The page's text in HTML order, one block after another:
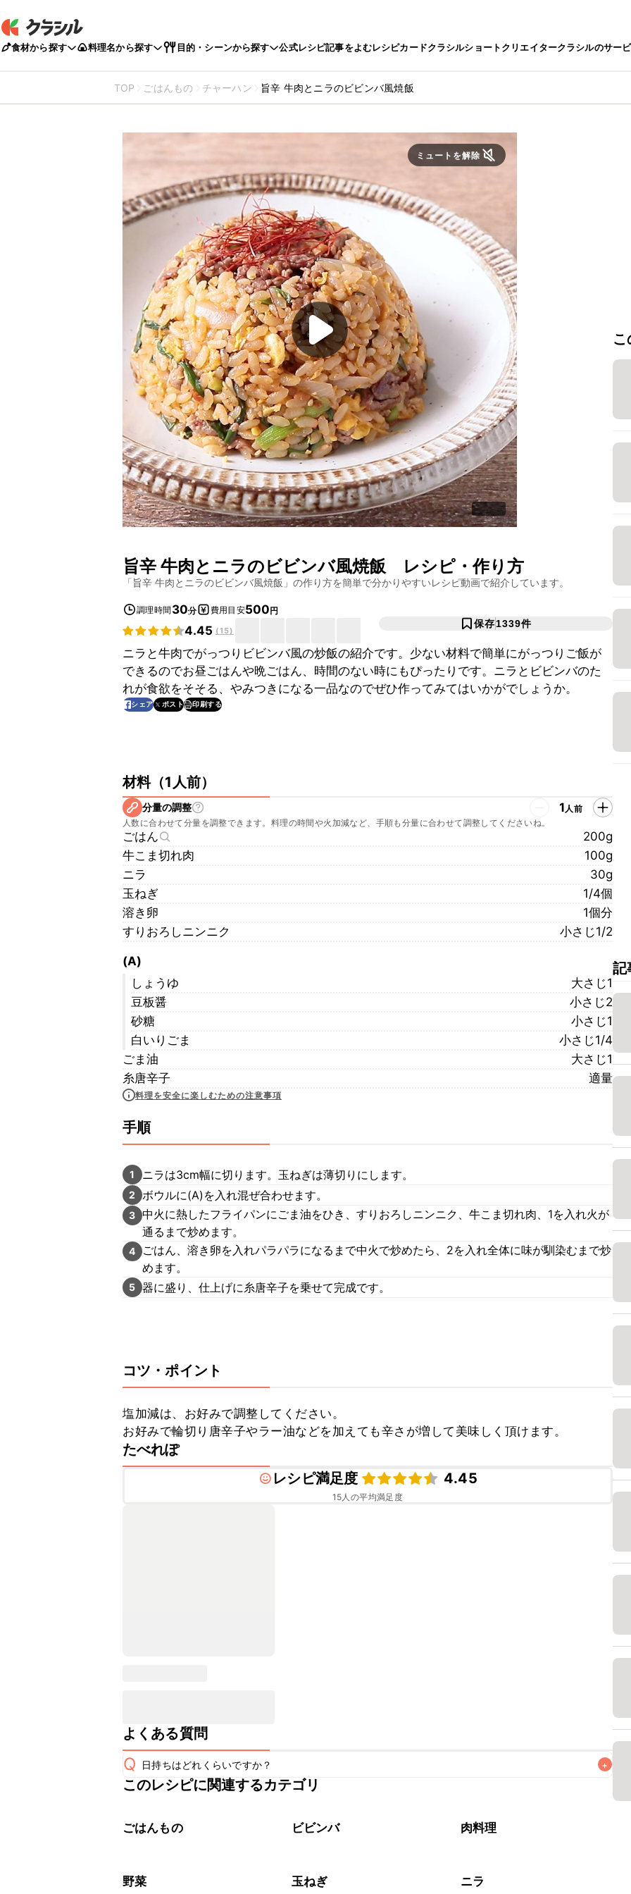
食材から探す 料理名から探す 目的・シーンから探す 公式レシピ記事をよむレシピカードクラシルショートクリエイタークラシルのサー
TOP ごはんもの チャーハン 旨辛 牛肉とニラのビビンバ風焼飯
ミュートを解除
旨辛 牛肉とニラのビビンバ風焼飯 レシピ・作り方
「旨辛 牛肉とニラのビビンバ風焼飯 」の作り方を簡単で分かりやすいレシピ動画で紹介しています。
調理時間 30分 費用目安500円
4.45 (15)
保存1339件
ニラと牛肉でがっつりビビンバ風の炒飯の紹介です。少ない材料で簡単にがっつりご飯が
できるのでお昼ごはんや晩ごはん、時間のない時にもぴったりです。ニラとビビンバのた
れが食欲をそそる、やみつきになる一品なのでぜひ作ってみてはいかがでしょうか。
シェア ポスト 印刷する
材料（1人前）
分量の調整 1人前
人数に合わせて分量を調整できます。料理の時間や火加減など、手順も分量に合わせて調整してくださいね。
ごはん
200g
牛こま切れ肉
100g
ニラ
30g
玉ねぎ
1/4個
溶き卵
1個分
すりおろしニンニク
小さじ1/2
(A)
しょうゆ
大さじ1
豆板醤
小さじ2
砂糖
小さじ1
白いりごま
小さじ1/4
ごま油
大さじ1
糸唐辛子
適量
料理を安全に楽しむための注意事項
手順
1 ニラは3cm幅に切ります。玉ねぎは薄切りにします。
2 ボウルに(A)を入れ混ぜ合わせます。
3 中火に熱したフライパンにごま油をひき、すりおろしニンニク、牛こま切れ肉、1を入れ火が
通るまで炒めます。
4
ごはん、溶き卵を入れパラパラになるまで中火で炒めたら、2を入れ全体に味が馴染むまで炒
めます。
5 器に盛り、仕上げに糸唐辛子を乗せて完成です。
コツ・ポイント
塩加減は、お好みで調整してください。
お好みで輪切り唐辛子やラー油などを加えても辛さが増して美味しく頂けます。
たべれぽ
レシピ満足度
4.45
15人の平均満足度
よくある質問
Q 日持ちはどれくらいですか？ +
保存期間は冷蔵で当日中が目安です。なるべくお早めにお召し上がりください。
※日持ちは目安です。
このレシピに関連するカテゴリ
ごはんもの ビビンバ 肉料理
野菜 玉ねぎ ニラ
記